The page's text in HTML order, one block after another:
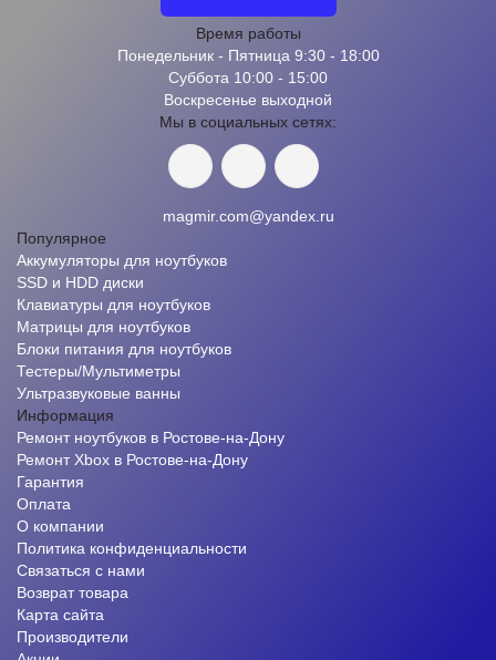
Время работы
Понедельник - Пятница 9:30 - 18:00
Суббота 10:00 - 15:00
Воскресенье выходной
Мы в социальных сетях:
magmir.com@yandex.ru
Популярное
Аккумуляторы для ноутбуков
SSD и HDD диски
Клавиатуры для ноутбуков
Матрицы для ноутбуков
Блоки питания для ноутбуков
Тестеры/Мультиметры
Ультразвуковые ванны
Информация
Ремонт ноутбуков в Ростове-на-Дону
Ремонт Xbox в Ростове-на-Дону
Гарантия
Оплата
О компании
Политика конфиденциальности
Связаться с нами
Возврат товара
Карта сайта
Производители